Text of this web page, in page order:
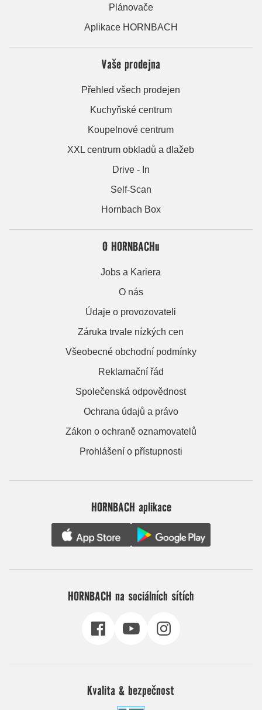
Plánovače
Aplikace HORNBACH
Vaše prodejna
Přehled všech prodejen
Kuchyňské centrum
Koupelnové centrum
XXL centrum obkladů a dlažeb
Drive - In
Self-Scan
Hornbach Box
O HORNBACHu
Jobs a Kariera
O nás
Údaje o provozovateli
Záruka trvale nízkých cen
Všeobecné obchodní podmínky
Reklamační řád
Společenská odpovědnost
Ochrana údajů a právo
Zákon o ochraně oznamovatelů
Prohlášení o přístupnosti
HORNBACH aplikace
HORNBACH na sociálních sítích
Kvalita & bezpečnost